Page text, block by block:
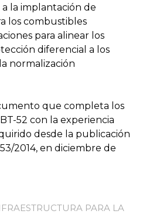
a la implantación de
los combustibles
para alinear los
diferencial a los
normalización
que completa los
52 con la experiencia
desde la publicación
2014, en diciembre de
PARA LA